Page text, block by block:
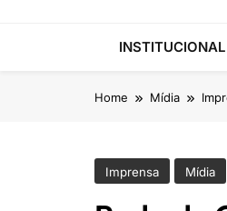
INSTITUCIONAL
Home Mídia
Imprensa Mídia